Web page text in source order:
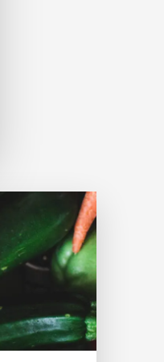
mere bæredygtig?